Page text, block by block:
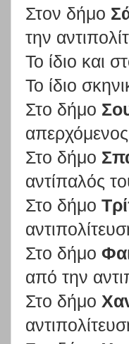
Στον δήμο
την
Το ίδιο και
Το ίδιο
Στο δήμο
Στο δήμο
αντίπαλός
Στο δήμο
Στο δήμο
από την
Στο δήμο